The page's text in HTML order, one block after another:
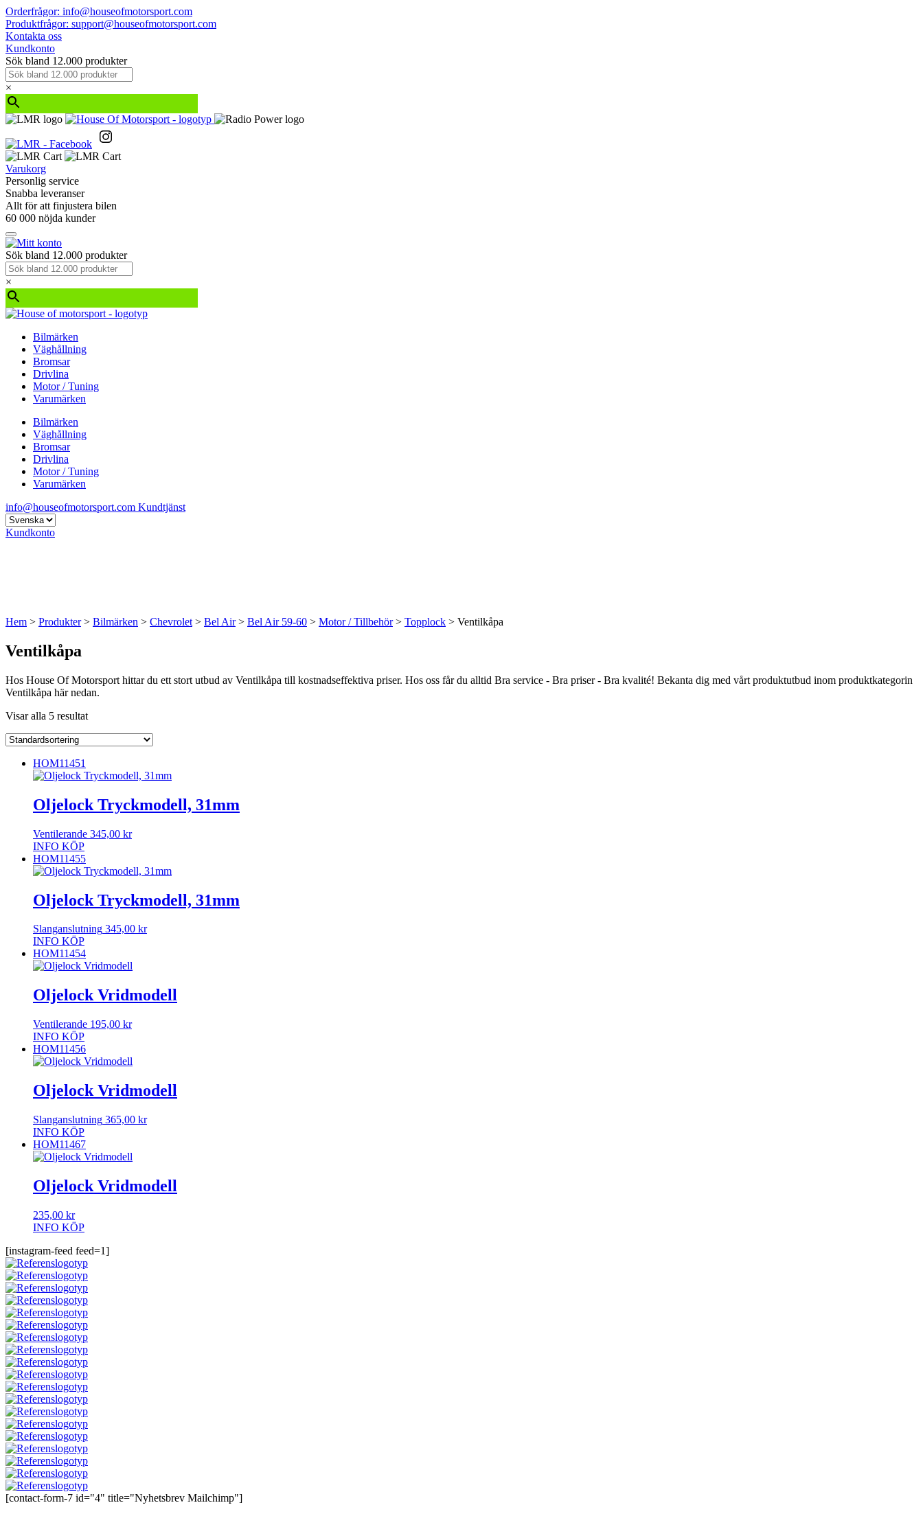
Orderfrågor: info@houseofmotorsport.com
Produktfrågor: support@houseofmotorsport.com
Kontakta oss
Kundkonto
Sök bland 12.000 produkter
×
Varukorg
Personlig service
Snabba leveranser
Allt för att finjustera bilen
60 000 nöjda kunder
Sök bland 12.000 produkter
×
Bilmärken
Väghållning
Bromsar
Drivlina
Motor / Tuning
Varumärken
Bilmärken
Väghållning
Bromsar
Drivlina
Motor / Tuning
Varumärken
info@houseofmotorsport.com Kundtjänst
Kundkonto
Hem > Produkter> Bilmärken > Chevrolet > Bel Air> Bel Air 59-60 > Motor / Tillbehör> Topplock > Ventilkåpa
Ventilkåpa
Hos House Of Motorsport hittar du ett stort utbud av Ventilkåpa till kostnadseffektiva priser. Hos oss får du alltid Bra service - Bra priser - Bra kvalité! Bekanta dig med vårt produktutbud inom produktkategorin
Ventilkåpa här nedan.
Visar alla 5 resultat
HOM11451
Oljelock Tryckmodell, 31mm
Ventilerande 345,00 kr
INFO KÖP
HOM11455
Oljelock Tryckmodell, 31mm
Slanganslutning 345,00 kr
INFO KÖP
HOM11454
Oljelock Vridmodell
Ventilerande 195,00 kr
INFO KÖP
HOM11456
Oljelock Vridmodell
Slanganslutning 365,00 kr
INFO KÖP
HOM11467
Oljelock Vridmodell
235,00 kr
INFO KÖP
[instagram-feed feed=1]
[contact-form-7 id="4" title="Nyhetsbrev Mailchimp"]